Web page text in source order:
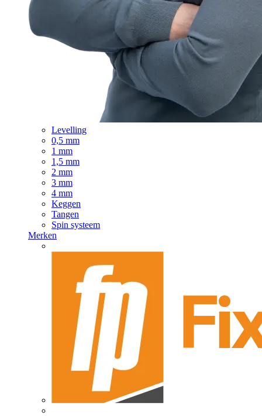
Levelling
0,5 mm
1 mm
1,5 mm
2 mm
3 mm
4 mm
Keggen
Tangen
Spin systeem
Merken